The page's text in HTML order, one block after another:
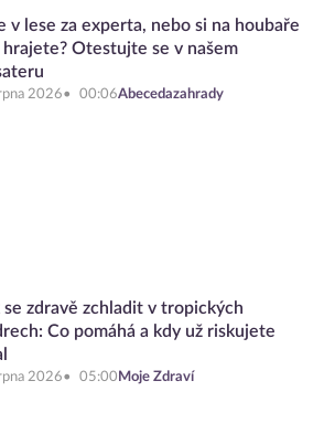
v lese za experta, nebo si na houbaře
hrajete? Otestujte se v našem
2026 00:06Abecedazahrady
se zdravě zchladit v tropických
Co pomáhá a kdy už riskujete
2026 05:00 Moje Zdraví